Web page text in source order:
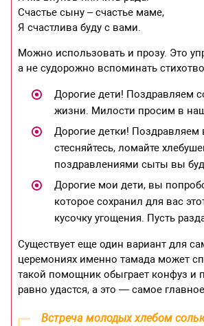
Счастье сыну – счастье маме,
Я счастлива буду с вами.
Можно использовать и прозу. Это
а не судорожно вспоминать
Дорогие дети! Поздравляем
жизни. Милости просим в
Дорогие детки!
стесняйтесь, ломайте
поздравлениями сыты вы
Дорогие мои дети, вы
которое сохранил для вас
кусочку угощения. Пусть
Существует еще один вариант для
церемониях именно тамада может
такой помощник обыграет конфуз и
равно удастся, а это — самое
Встреча молодых хлебом